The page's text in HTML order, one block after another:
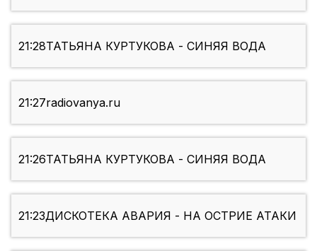
21:28ТАТЬЯНА КУРТУКОВА - СИНЯЯ ВОДА
21:27radiovanya.ru
21:26ТАТЬЯНА КУРТУКОВА - СИНЯЯ ВОДА
21:23ДИСКОТЕКА АВАРИЯ - НА ОСТРИЕ АТАКИ